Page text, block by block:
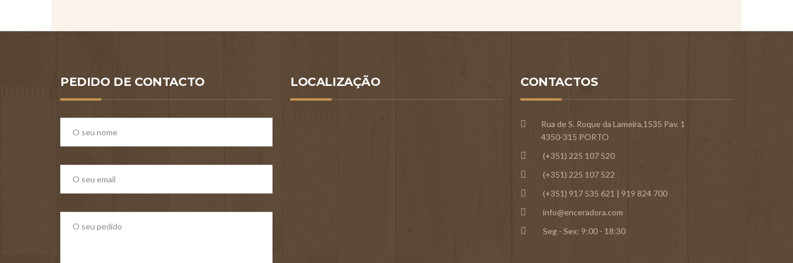
PEDIDO DE CONTACTO LOCALIZAÇÃO CONTACTOS
Rua de S. Roque da Lameira,1535 Pav. 1
4350-315 PORTO
(+351) 225 107 520
(+351) 225 107 522
(+351) 917 535 621 | 919 824 700
info@enceradora.com
Seg - Sex: 9:00 - 18:30